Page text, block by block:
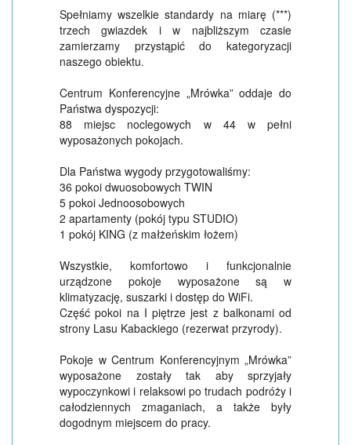
Spełniamy wszelkie standardy na miarę (***)
trzech gwiazdek i w najbliższym czasie
zamierzamy przystąpić do kategoryzacji
naszego obiektu.
Centrum Konferencyjne „Mrówka” oddaje do
Państwa dyspozycji:
88 miejsc noclegowych w 44 w pełni
wyposażonych pokojach.
Dla Państwa wygody przygotowaliśmy:
36 pokoi dwuosobowych TWIN
5 pokoi Jednoosobowych
2 apartamenty (pokój typu STUDIO)
1 pokój KING (z małżeńskim łożem)
Wszystkie, komfortowo i funkcjonalnie
urządzone pokoje wyposażone są w
klimatyzację, suszarki i dostęp do WiFi.
Część pokoi na I piętrze jest z balkonami od
strony Lasu Kabackiego (rezerwat przyrody).
Pokoje w Centrum Konferencyjnym „Mrówka”
wyposażone zostały tak aby sprzyjały
wypoczynkowi i relaksowi po trudach podróży i
całodziennych zmaganiach, a także były
dogodnym miejscem do pracy.